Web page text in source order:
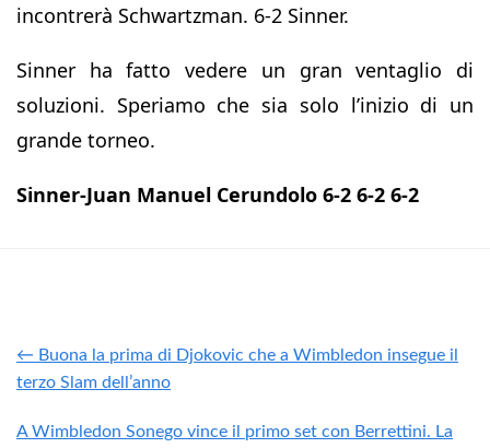
incontrerà Schwartzman. 6-2 Sinner.
Sinner ha fatto vedere un gran ventaglio di
soluzioni. Speriamo che sia solo l’inizio di un
grande torneo.
Sinner-Juan Manuel Cerundolo 6-2 6-2 6-2
← Buona la prima di Djokovic che a Wimbledon insegue il
terzo Slam dell’anno
A Wimbledon Sonego vince il primo set con Berrettini. La